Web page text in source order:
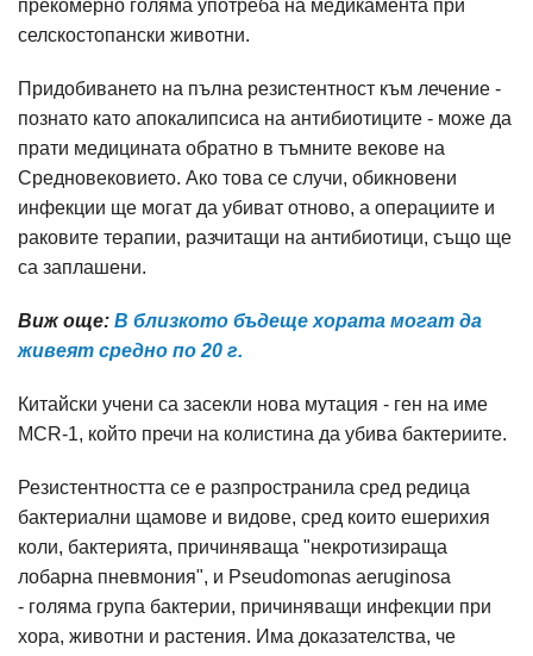
прекомерно голяма употреба на медикамента при
селскостопански животни.
Придобиването на пълна резистентност към лечение -
познато като апокалипсиса на антибиотиците - може да
прати медицината обратно в тъмните векове на
Средновековието. Ако това се случи, обикновени
инфекции ще могат да убиват отново, а операциите и
раковите терапии, разчитащи на антибиотици, също ще
са заплашени.
Виж още: В близкото бъдеще хората могат да
живеят средно по 20 г.
Китайски учени са засекли нова мутация - ген на име
MCR-1, който пречи на колистина да убива бактериите.
Резистентността се е разпространила сред редица
бактериални щамове и видове, сред които ешерихия
коли, бактерията, причиняваща "некротизираща
лобарна пневмония", и Pseudomonas aeruginosa
- голяма група бактерии, причиняващи инфекции при
хора, животни и растения. Има доказателства, че